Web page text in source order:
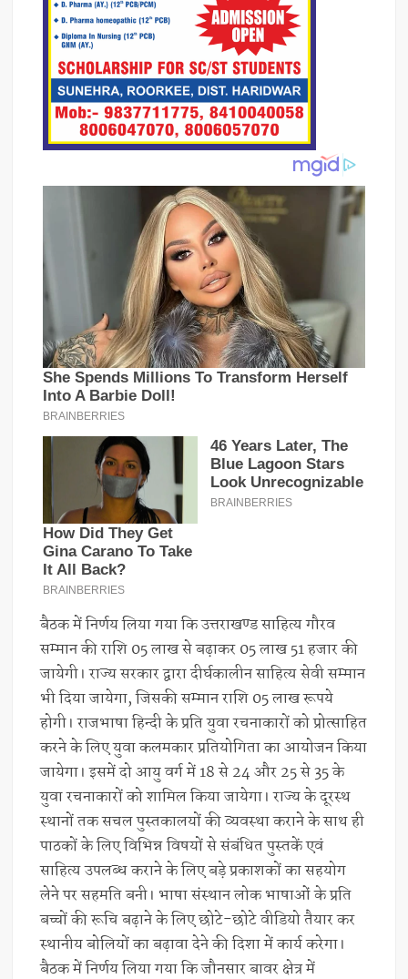
बैठक में निर्णय लिया गया कि उत्तराखण्ड साहित्य गौरव
सम्मान की राशि 05 लाख से बढ़ाकर 05 लाख 51 हजार की
जायेगी। राज्य सरकार द्वारा दीर्घकालीन साहित्य सेवी सम्मान
भी दिया जायेगा, जिसकी सम्मान राशि 05 लाख रूपये
होगी। राजभाषा हिन्दी के प्रति युवा रचनाकारों को प्रोत्साहित
करने के लिए युवा कलमकार प्रतियोगिता का आयोजन किया
जायेगा। इसमें दो आयु वर्ग में 18 से 24 और 25 से 35 के
युवा रचनाकारों को शामिल किया जायेगा। राज्य के दूरस्थ
स्थानों तक सचल पुस्तकालयों की व्यवस्था कराने के साथ ही
पाठकों के लिए विभिन्न विषयों से संबंधित पुस्तकें एवं
साहित्य उपलब्ध कराने के लिए बड़े प्रकाशकों का सहयोग
लेने पर सहमति बनी। भाषा संस्थान लोक भाषाओं के प्रति
बच्चों की रूचि बढ़ाने के लिए छोटे-छोटे वीडियो तैयार कर
स्थानीय बोलियों का बढ़ावा देने की दिशा में कार्य करेगा।
बैठक में निर्णय लिया गया कि जौनसार बावर क्षेत्र में